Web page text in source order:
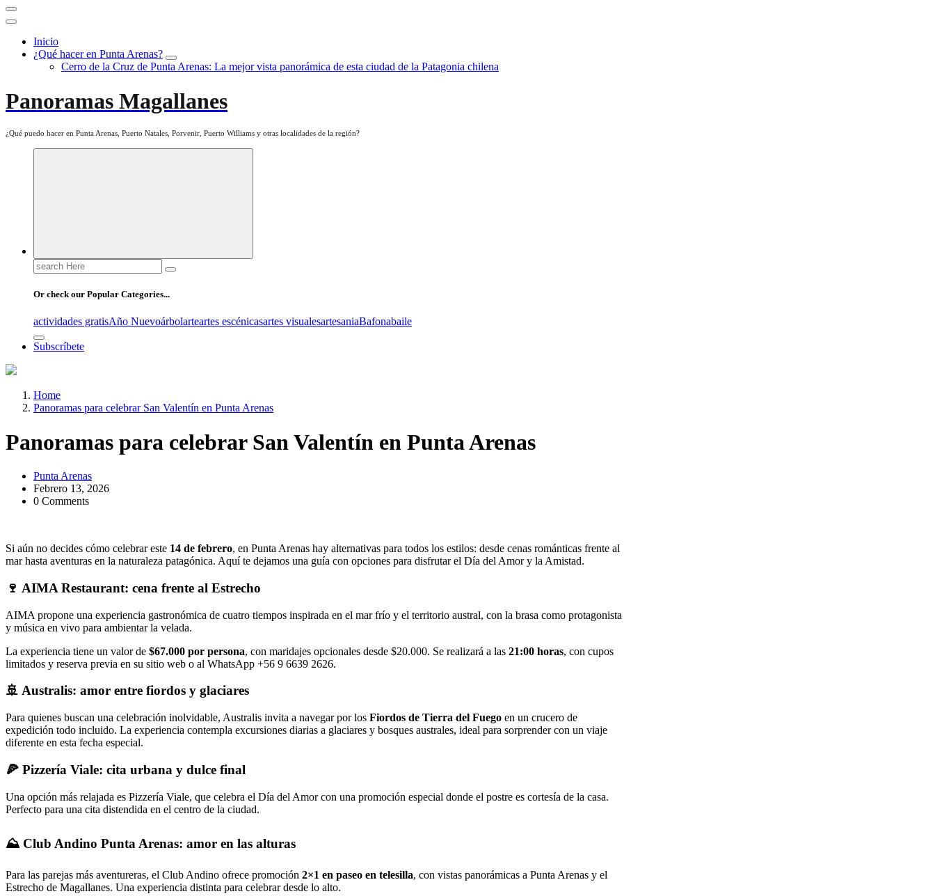
Inicio
¿Qué hacer en Punta Arenas?
Cerro de la Cruz de Punta Arenas: La mejor vista panorámica de esta ciudad de la Patagonia chilena
Panoramas Magallanes
¿Qué puedo hacer en Punta Arenas, Puerto Natales, Porvenir, Puerto Williams y otras localidades de la región?
Search
for:
Or check our Popular Categories...
actividades gratisAño Nuevoárbolarteartes escénicasartes visualesartesaniaBafonabaile
Subscríbete
Home
Panoramas para celebrar San Valentín en Punta Arenas
Panoramas para celebrar San Valentín en Punta Arenas
Punta Arenas
Febrero 13, 2026
0 Comments
Si aún no decides cómo celebrar este 14 de febrero, en Punta Arenas hay alternativas para todos los estilos: desde cenas románticas frente al
mar hasta aventuras en la naturaleza patagónica. Aquí te dejamos una guía con opciones para disfrutar el Día del Amor y la Amistad.
🍷 AIMA Restaurant: cena frente al Estrecho
AIMA propone una experiencia gastronómica de cuatro tiempos inspirada en el mar frío y el territorio austral, con la brasa como protagonista
y música en vivo para ambientar la velada.
La experiencia tiene un valor de $67.000 por persona, con maridajes opcionales desde $20.000. Se realizará a las 21:00 horas, con cupos
limitados y reserva previa en su sitio web o al WhatsApp +56 9 6639 2626.
🚢 Australis: amor entre fiordos y glaciares
Para quienes buscan una celebración inolvidable, Australis invita a navegar por los Fiordos de Tierra del Fuego en un crucero de
expedición todo incluido. La experiencia contempla excursiones diarias a glaciares y bosques australes, ideal para sorprender con un viaje
diferente en esta fecha especial.
🍕 Pizzería Viale: cita urbana y dulce final
Una opción más relajada es Pizzería Viale, que celebra el Día del Amor con una promoción especial donde el postre es cortesía de la casa.
Perfecto para una cita distendida en el centro de la ciudad.
⛰️ Club Andino Punta Arenas: amor en las alturas
Para las parejas más aventureras, el Club Andino ofrece promoción 2×1 en paseo en telesilla, con vistas panorámicas a Punta Arenas y el
Estrecho de Magallanes. Una experiencia distinta para celebrar desde lo alto.